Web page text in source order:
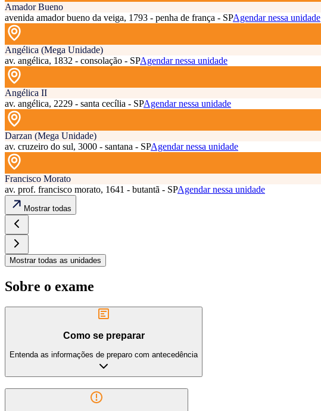
Amador Bueno
avenida amador bueno da veiga, 1793 - penha de frança - SPAgendar nessa unidade
Angélica (Mega Unidade)
av. angélica, 1832 - consolação - SPAgendar nessa unidade
Angélica II
av. angélica, 2229 - santa cecília - SPAgendar nessa unidade
Darzan (Mega Unidade)
av. cruzeiro do sul, 3000 - santana - SPAgendar nessa unidade
Francisco Morato
av. prof. francisco morato, 1641 - butantã - SPAgendar nessa unidade
Mostrar todas
Mostrar todas as unidades
Sobre o exame
Como se preparar
Entenda as informações de preparo com antecedência